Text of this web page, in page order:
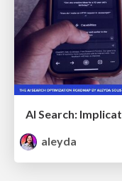
aleyda